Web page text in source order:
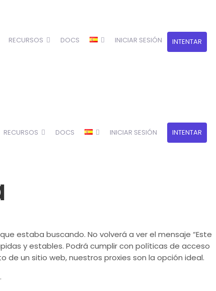
RECURSOS DOCS INICIAR SESIÓN INTENTAR
RECURSOS DOCS INICIAR SESIÓN INTENTAR
estaba buscando. No volverá a ver el mensaje “Este
y estables. Podrá cumplir con políticas de acceso
un sitio web, nuestros proxies son la opción ideal.